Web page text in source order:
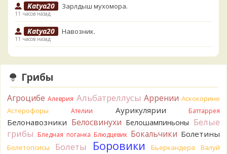
Katya20 Зарлдыш мухомора.
11 часов назад
Katya20 Навозник.
11 часов назад
Verona Скорее всего он.
1 день назад
Verona
1 день назад
Verona
Рядовка мыльная, судя по пластинкам.
Правильно сделали, что не взяли.
1 день назад
BorisM Подгруздок чёрный, или близкие виды
Грибы
Агроцибе Алеврия Альбатреллусы Аррении Аскокорине
Астерофоры
Ателии Аурикулярии Баттаррея
Белонавозники Белосвинухи Белошампиньоны Белые
грибы Бледная поганка Блюдцевик Бокальчики Болетины
Болетопсисы Болеты Боровики Бьеркандера Валуй